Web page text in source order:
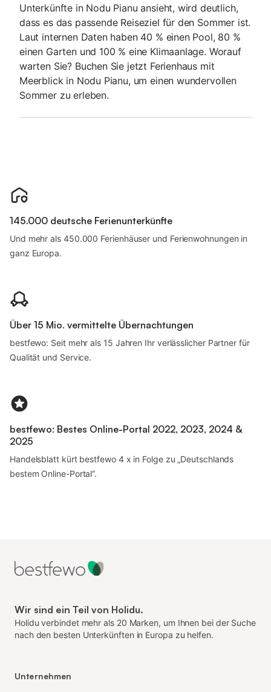
Unterkünfte in Nodu Pianu ansieht, wird deutlich,
dass es das passende Reiseziel für den Sommer ist.
Laut internen Daten haben 40 % einen Pool, 80 %
einen Garten und 100 % eine Klimaanlage. Worauf
warten Sie? Buchen Sie jetzt Ferienhaus mit
Meerblick in Nodu Pianu, um einen wundervollen
Sommer zu erleben.
145.000 deutsche Ferienunterkünfte
Und mehr als 450.000 Ferienhäuser und Ferienwohnungen in
ganz Europa.
Über 15 Mio. vermittelte Übernachtungen
bestfewo: Seit mehr als 15 Jahren Ihr verlässlicher Partner für
Qualität und Service.
bestfewo: Bestes Online-Portal 2022, 2023, 2024 &
2025
Handelsblatt kürt bestfewo 4 x in Folge zu „Deutschlands
bestem Online-Portal“.
Wir sind ein Teil von Holidu.
Holidu verbindet mehr als 20 Marken, um Ihnen bei der Suche
nach den besten Unterkünften in Europa zu helfen.
Unternehmen